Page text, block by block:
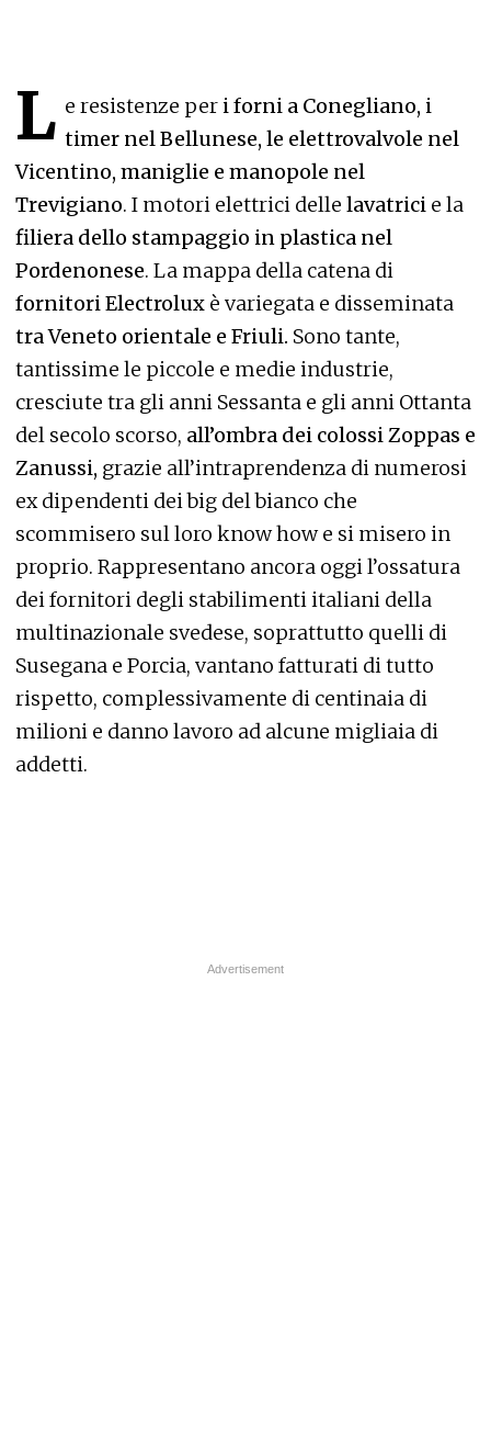
L e resistenze per i forni a Conegliano, i
timer nel Bellunese, le elettrovalvole nel
Vicentino, maniglie e manopole nel
Trevigiano. I motori elettrici delle lavatrici e la
filiera dello stampaggio in plastica nel
Pordenonese. La mappa della catena di
fornitori Electrolux è variegata e disseminata
tra Veneto orientale e Friuli. Sono tante,
tantissime le piccole e medie industrie,
cresciute tra gli anni Sessanta e gli anni Ottanta
del secolo scorso, all’ombra dei colossi Zoppas e
Zanussi, grazie all’intraprendenza di numerosi
ex dipendenti dei big del bianco che
scommisero sul loro know how e si misero in
proprio. Rappresentano ancora oggi l’ossatura
dei fornitori degli stabilimenti italiani della
multinazionale svedese, soprattutto quelli di
Susegana e Porcia, vantano fatturati di tutto
rispetto, complessivamente di centinaia di
milioni e danno lavoro ad alcune migliaia di
addetti.